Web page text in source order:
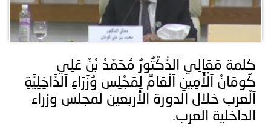
كلمة مَعَالِي اَلدُّكْتُورُ مُحَمَّدْ بْنْ عَلِي
كُومَانْ اَلْأَمِينِ اَلْعَامِّ لِمَجْلِسِ وُزَرَاءِ اَلدَّاخِلِيَّةِ
اَلْعَرَبِ خلال الدورة الأربعين لمجلس وزراء
الداخلية العرب.